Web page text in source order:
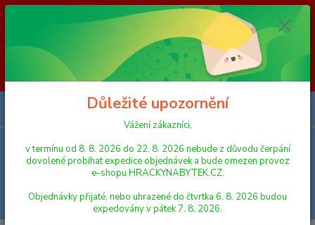
Vážení zákazníci, v termínu od 8. 8. 2026 do 23. 8. 2026 nebude z
důvodu čerpání dovolené probíhat expedice objednávek a bude omezen
provoz e-shopu HRACKYNABYTEK.CZ. Objednávky přijaté, nebo
uhrazené do čtvrtka 6. 8. 2026 budou expedovány v pátek 7. 8. 2026.
Objednávky přijaté, nebo uhrazené od pátku 7. 8. 2026 do neděle 23. 8.
2026 budou postupně expedovány od pondělí 24. 8. 2026. Děkujeme za
pochopení HRACKYNABYTEK.CZ
Menu
Hledat
Důležité upozornění
Vážení zákazníci,
v termínu od 8. 8. 2026 do 22. 8. 2026 nebude z důvodu čerpání
dovolené probíhat expedice objednávek a bude omezen provoz
e-shopu HRACKYNABYTEK.CZ.
Objednávky přijaté, nebo uhrazené do čtvrtka 6. 8. 2026 budou
expedovány v pátek 7. 8. 2026.